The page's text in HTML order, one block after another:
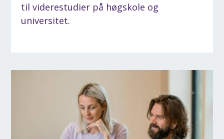
til viderestudier på høgskole og
universitet.